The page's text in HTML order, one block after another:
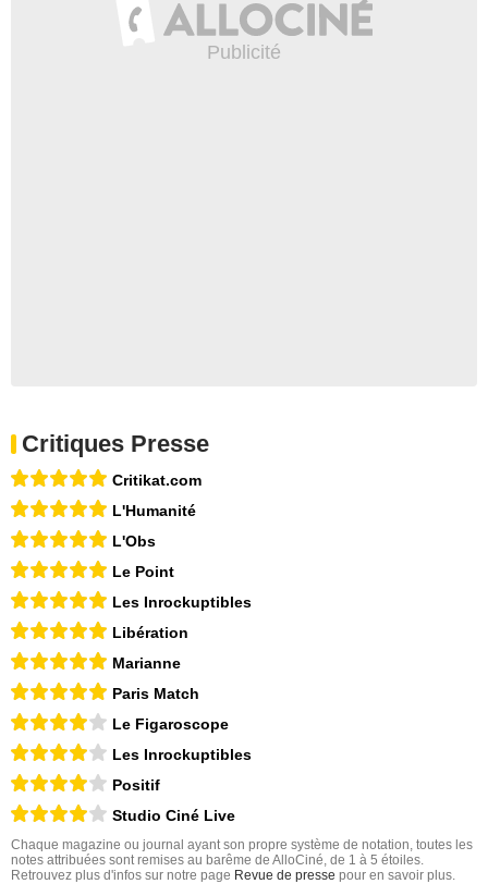
Critiques Presse
Critikat.com
L'Humanité
L'Obs
Le Point
Les Inrockuptibles
Libération
Marianne
Paris Match
Le Figaroscope
Les Inrockuptibles
Positif
Studio Ciné Live
Chaque magazine ou journal ayant son propre système de notation, toutes les
notes attribuées sont remises au barême de AlloCiné, de 1 à 5 étoiles.
Retrouvez plus d'infos sur notre page Revue de presse pour en savoir plus.